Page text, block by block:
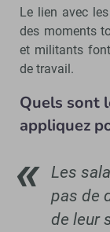
Le lien avec
des moments
et militants
de travail.
Quels sont
appliquez
Les
pas de
de leur